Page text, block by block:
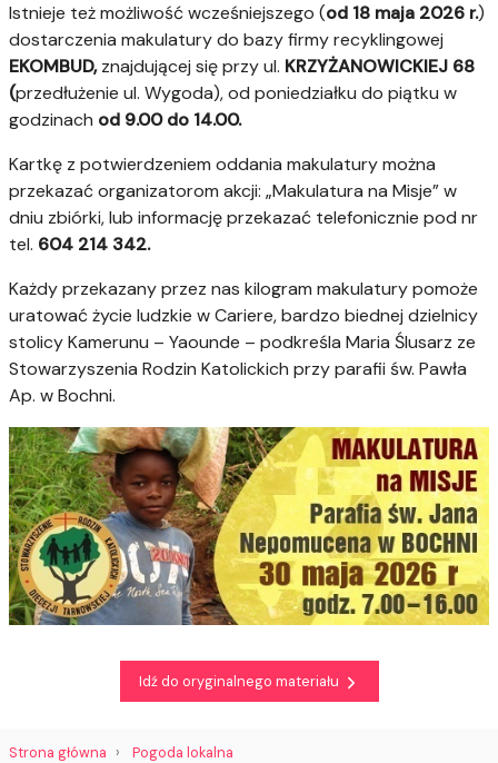
Istnieje też możliwość wcześniejszego (od 18 maja 2026 r.)
dostarczenia makulatury do bazy firmy recyklingowej
EKOMBUD,znajdującej się przy ul. KRZYŻANOWICKIEJ 68
(przedłużenie ul. Wygoda), od poniedziałku do piątku w
godzinach od 9.00 do 14.00.
Kartkę z potwierdzeniem oddania makulatury można
przekazać organizatorom akcji: „Makulatura na Misje” w
dniu zbiórki, lub informację przekazać telefonicznie pod nr
tel. 604 214 342.
Każdy przekazany przez nas kilogram makulatury pomoże
uratować życie ludzkie w Cariere, bardzo biednej dzielnicy
stolicy Kamerunu – Yaounde – podkreśla Maria Ślusarz ze
Stowarzyszenia Rodzin Katolickich przy parafii św. Pawła
Ap. w Bochni.
Idź do oryginalnego materiału
Strona główna Pogoda lokalna